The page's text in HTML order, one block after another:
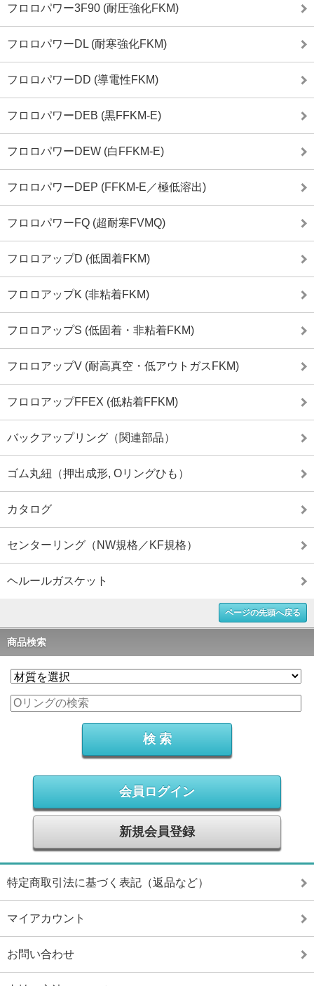
フロロパワー3F90 (耐圧強化FKM)
フロロパワーDL (耐寒強化FKM)
フロロパワーDD (導電性FKM)
フロロパワーDEB (黒FFKM-E)
フロロパワーDEW (白FFKM-E)
フロロパワーDEP (FFKM-E／極低溶出)
フロロパワーFQ (超耐寒FVMQ)
フロロアップD (低固着FKM)
フロロアップK (非粘着FKM)
フロロアップS (低固着・非粘着FKM)
フロロアップV (耐高真空・低アウトガスFKM)
フロロアップFFEX (低粘着FFKM)
バックアップリング（関連部品）
ゴム丸紐（押出成形, Oリングひも）
カタログ
センターリング（NW規格／KF規格）
ヘルールガスケット
ページの先頭へ戻る
商品検索
会員ログイン
新規会員登録
特定商取引法に基づく表記（返品など）
マイアカウント
お問い合わせ